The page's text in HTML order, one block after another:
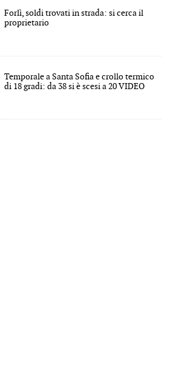
Forlì, soldi trovati in strada: si cerca il
proprietario
Temporale a Santa Sofia e crollo termico
di 18 gradi: da 38 si è scesi a 20 VIDEO